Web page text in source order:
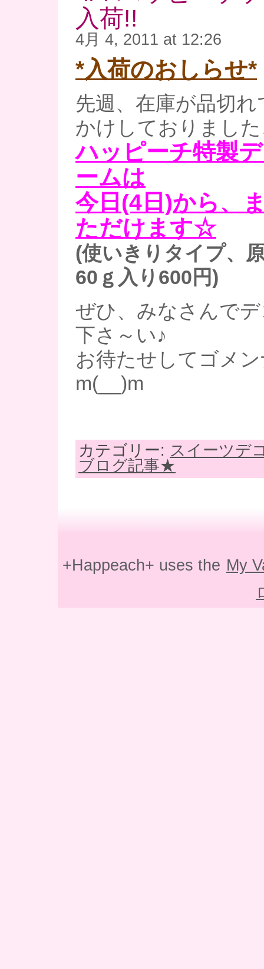
入荷!!
4月 4, 2011 at 12:26
*入荷のおしらせ*
先週、在庫が品切
かけしておりまし
ハッピーチ特製
ームは
今日(4日)から、
ただけます☆
(使いきりタイプ、
60ｇ入り600円)
ぜひ、みなさんで
下さ～い♪
お待たせしてゴメ
m(__)m
カテゴリー: スイーツデ
ブログ記事★
+Happeach+ uses the My